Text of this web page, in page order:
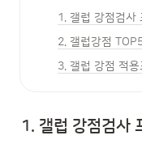
1. 갤럽 강점검사
2. 갤럽강점
3. 갤럽 강점 적
1. 갤럽 강점검사